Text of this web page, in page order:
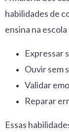
habilidades de
ensina na
Expressar
Ouvir sem
Validar
Reparar
Essas